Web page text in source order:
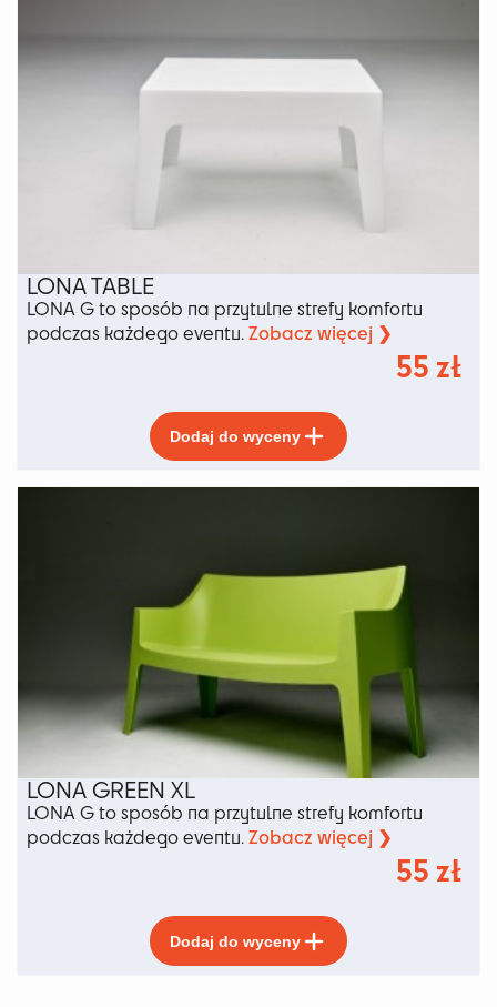
można
LONA TABLE
LONA G to sposób na przytulne strefy komfortu
podczas każdego eventu. Zobacz więcej ❯
55 zł
Dodaj do wyceny
produkt
ma
wiele
wybrać
produktu
LONA GREEN XL
LONA G to sposób na przytulne strefy komfortu
podczas każdego eventu.Zobacz więcej ❯
55zł
Dodaj do wyceny
produkt
ma